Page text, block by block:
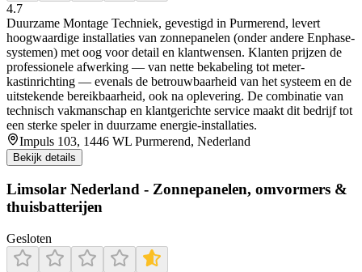
4.7
Duurzame Montage Techniek, gevestigd in Purmerend, levert
hoogwaardige installaties van zonnepanelen (onder andere Enphase-
systemen) met oog voor detail en klantwensen. Klanten prijzen de
professionele afwerking — van nette bekabeling tot meter-
kastinrichting — evenals de betrouwbaarheid van het systeem en de
uitstekende bereikbaarheid, ook na oplevering. De combinatie van
technisch vakmanschap en klantgerichte service maakt dit bedrijf tot
een sterke speler in duurzame energie-installaties.
Impuls 103, 1446 WL Purmerend, Nederland
Bekijk details
Limsolar Nederland - Zonnepanelen, omvormers &
thuisbatterijen
Gesloten